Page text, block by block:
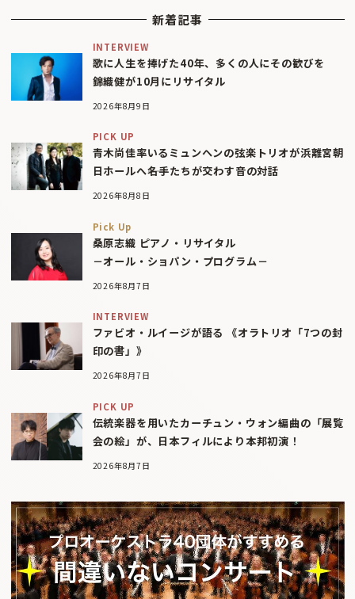
新着記事
INTERVIEW
歌に人生を捧げた40年、多くの人にその歓びを
錦織健が10月にリサイタル
2026年8月9日
PICK UP
青木尚佳率いるミュンヘンの弦楽トリオが浜離宮朝
日ホールへ――名手たちが交わす音の対話
2026年8月8日
Pick Up
桑原志織 ピアノ・リサイタル
－オール・ショパン・プログラム－
2026年8月7日
INTERVIEW
ファビオ・ルイージが語る 《オラトリオ「7つの封
印の書」》
2026年8月7日
PICK UP
伝統楽器を用いたカーチュン・ウォン編曲の「展覧
会の絵」が、日本フィルにより本邦初演！
2026年8月7日